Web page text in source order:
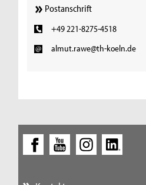
Postanschrift
+49 221-8275-4518
almut.rawe@th-koeln.de